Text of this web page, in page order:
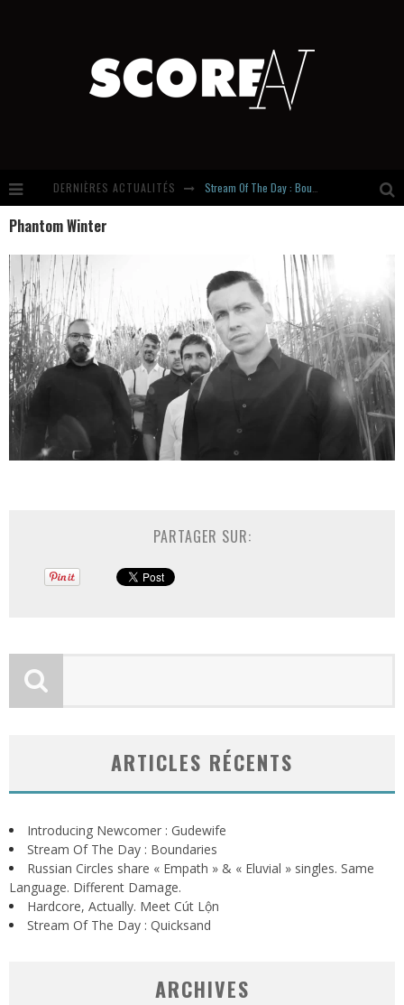
DERNIÈRES ACTUALITÉS
Hardcore, Actually. Meet Cút Lộn
Introducing Newcomer : Gudewife
Phantom Winter
PARTAGER SUR:
ARTICLES RÉCENTS
Introducing Newcomer : Gudewife
Stream Of The Day : Boundaries
Russian Circles share « Empath » & « Eluvial » singles. Same
Language. Different Damage.
Hardcore, Actually. Meet Cút Lộn
Stream Of The Day : Quicksand
ARCHIVES